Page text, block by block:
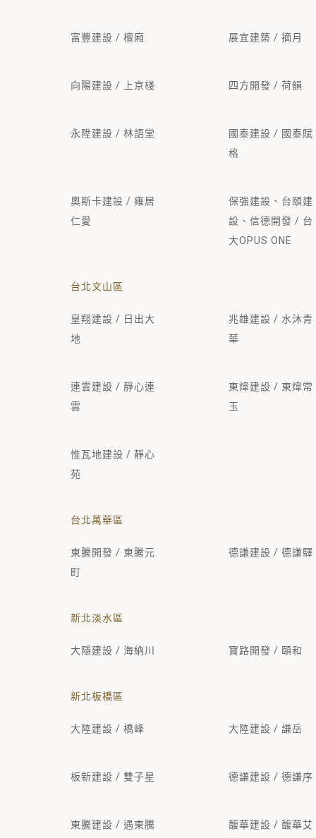
富豐建設 / 檀廂 展宜建築 / 摘月
向陽建設 / 上京棧 四方開發 / 荷韻
永陞建設 / 林語堂
國泰建設 / 國泰賦
格
奧斯卡建設 / 雍居
仁愛
保強建設、台頤建
設、信德開發 / 台
大OPUS ONE
台北文山區
皇翔建設 / 日出大
地
兆雄建設 / 水沐青
華
連雲建設 / 靜心連
雲
東煒建設 / 東煒常
玉
惟瓦地建設 / 靜心
苑
台北萬華區
東騰開發 / 東騰元
町
德謙建設 / 德謙驛
新北淡水區
大隱建設 / 海納川 寶路開發 / 頤和
新北板橋區
大陸建設 / 橋峰 大陸建設 / 謙岳
板新建設 / 雙子星 德謙建設 / 德謙序
東騰建設 / 遇東騰
馥華建設 / 馥華艾